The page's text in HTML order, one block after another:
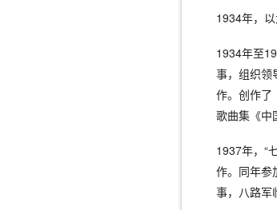
1934年，
1934年至
事，组织领
作。创作了
歌曲集《中
1937年，“
作。同年参
事，八路军